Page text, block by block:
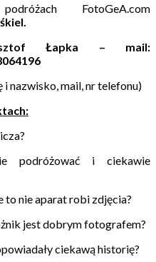
FotoGeA.com
Łapka – mail:
i nazwisko, mail, nr telefonu)
podróżować i ciekawie
to nie aparat robi zdjęcia?
jest dobrym fotografem?
ciekawą historię?